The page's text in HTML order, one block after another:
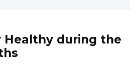
Healthy during the